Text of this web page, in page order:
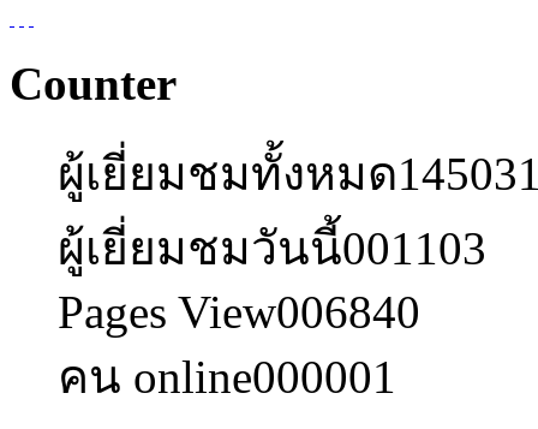
Counter
ผู้เยี่ยมชมทั้งหมด
ผู้เยี่ยมชมวันนี้001103
Pages View006840
คน online000001